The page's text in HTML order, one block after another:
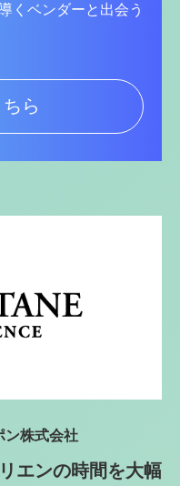
くベンダーと出会う
ら
ン株式会社
エンの時間を大幅